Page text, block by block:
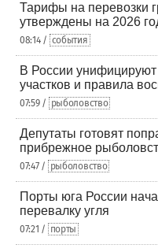
Тарифы на перевозки
утверждены на 2026
08:14 / события
В России
участков и правила
07:59 / рыболовство
Депутаты готовят
прибрежное
07:47 / рыболовство
Порты юга России
перевалку угля
07:21 / порты